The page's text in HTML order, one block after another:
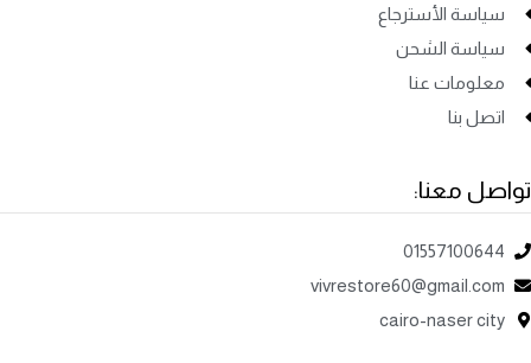
سياسة الأسترجاع
سياسة الشحن
معلومات عنا
اتصل بنا
تواصل معنا:
01557100644
vivrestore60@gmail.com
cairo-naser city